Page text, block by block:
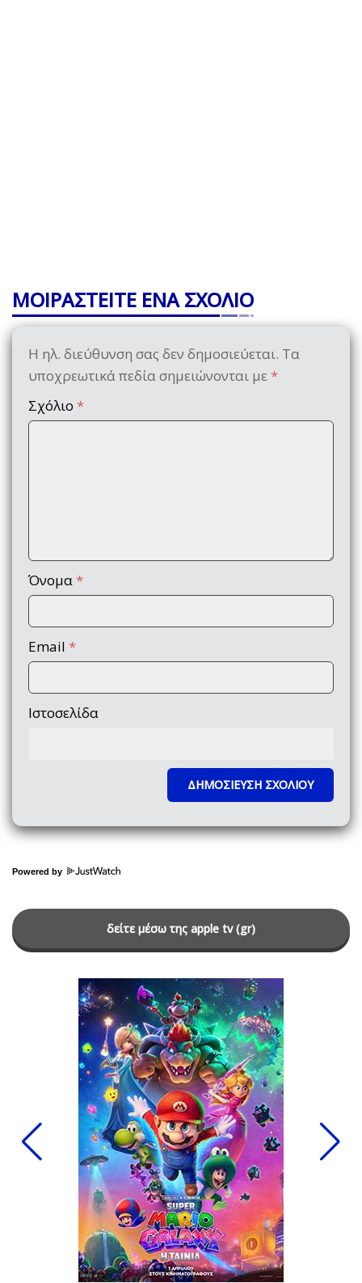
ΜΟΙΡΑΣΤΕΙΤΕ ΕΝΑ ΣΧΟΛΙΟ
Η ηλ. διεύθυνση σας δεν δημοσιεύεται. Τα
υποχρεωτικά πεδία σημειώνονται με *
Σχόλιο *
Όνομα *
Email *
Ιστοσελίδα
Powered by
δείτε μέσω της apple tv (gr)